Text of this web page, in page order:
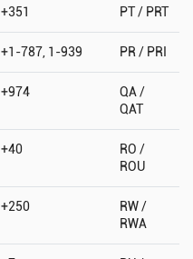
+351 PT / PRT
+1-787, 1-939 PR / PRI
+974
QA /
QAT
+40
RO /
ROU
+250
RW /
RWA